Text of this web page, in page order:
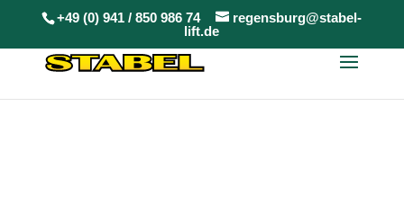
+49 (0) 941 / 850 986 74
regensburg@stabel-
lift.de